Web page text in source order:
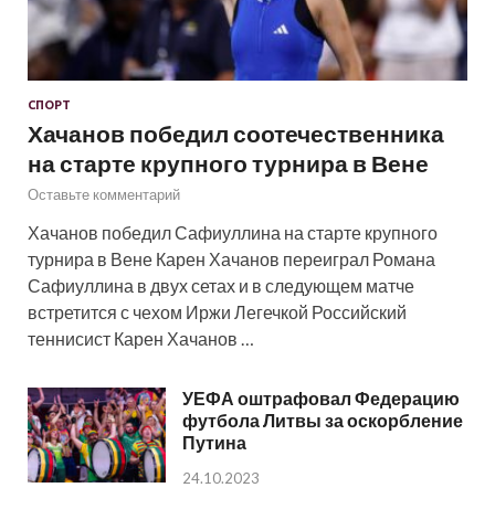
СПОРТ
Хачанов победил соотечественника
на старте крупного турнира в Вене
Оставьте комментарий
Хачанов победил Сафиуллина на старте крупного
турнира в Вене Карен Хачанов переиграл Романа
Сафиуллина в двух сетах и в следующем матче
встретится с чехом Иржи Легечкой Российский
теннисист Карен Хачанов …
УЕФА оштрафовал Федерацию
футбола Литвы за оскорбление
Путина
24.10.2023